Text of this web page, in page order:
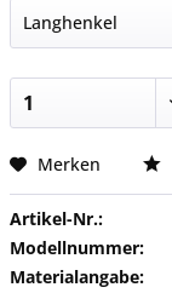
Merken
Artikel-Nr.:
Modellnummer:
Materialangabe: